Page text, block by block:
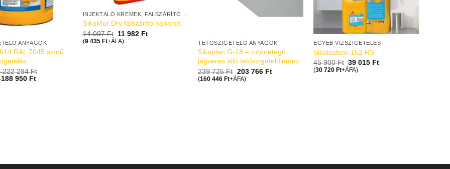
ANYAGOK
RAL 7045 színű
-222 294Ft
188 950 Ft
SikaMur Dry falszárító habarcs
14 097Ft 11 982 Ft
(9 435 Ft+ÁFA) TETŐSZIGETELŐ ANYAGOK
Sikaplan G-18 – többrétegű,
jégverés álló tetőszigetelőlemez
239 725Ft 203 766 Ft
(160 446 Ft+ÁFA)
EGYÉB VÍZSZIGETELÉS
Sikalastic®-152 RS
45 900Ft 39 015 Ft
(30 720 Ft+ÁFA)